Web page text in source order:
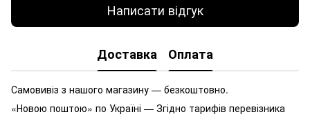
Написати відгук
Доставка Оплата
Самовивіз з нашого магазину — безкоштовно.
«Новою поштою» по Україні — Згідно тарифів перевізника